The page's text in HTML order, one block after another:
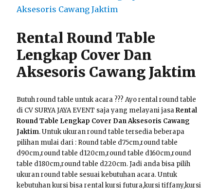
Rental Round Table
Lengkap Cover Dan
Aksesoris Cawang Jaktim
Butuh round table untuk acara ??? Ayo rental round table
di CV SURYA JAYA EVENT saja yang melayani jasaRental
Round Table Lengkap Cover Dan Aksesoris Cawang
Jaktim. Untuk ukuran round table tersedia beberapa
pilihan mulai dari : Round table d75cm,round table
d90cm,round table d120cm,round table d160cm,round
table d180cm,round table d220cm. Jadi anda bisa pilih
ukuran round table sesuai kebutuhan acara. Untuk
kebutuhan kursi bisa rental kursi futura,kursi tiffany,kursi